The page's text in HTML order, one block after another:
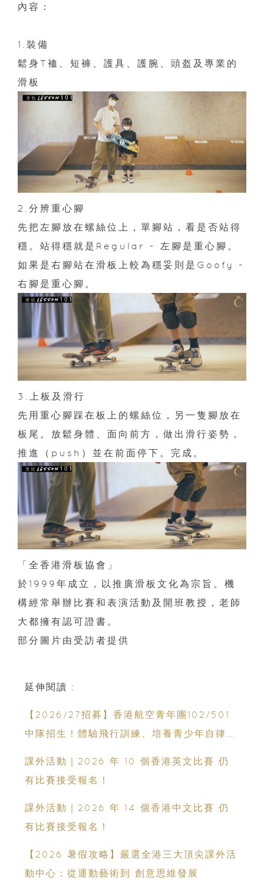
內容：
1.裝備
鬆身T裇、短褲、護具、護腕、頭盔及專業的
滑板
2.分辨重心腳
先把左腳放在螺絲位上，單腳站，看是否站得
穩。站得穩就是Regular - 左腳是重心腳。
如果是右腳站在滑板上較為穩妥則是Goofy -
右腳是重心腳。
3.上板及滑行
先用重心腳踩在板上的螺絲位，另一隻腳放在
板尾。放鬆身體、面向前方，做出滑行姿勢，
推進（push）並在前面停下。完成。
「全香港滑板協會」
於1999年成立，以推廣滑板文化為宗旨。機
構經常舉辦比賽和表演活動及開班教授，老師
大都擁有認可證書。
部分圖片由受訪者提供
延伸閱讀 :
【2026/27招募】香港航空青年團102/501
中隊招生！體驗飛行訓練、培養青少年自律與
課外活動｜2026 年 10 個香港英文比賽 仍
有比賽接受報名！
課外活動｜2026 年 14 個香港中文比賽 仍
有比賽接受報名！
【2026 暑假攻略】嚴選全港三大頂尖課外活
動中心：從運動藝術到 創意思維發展